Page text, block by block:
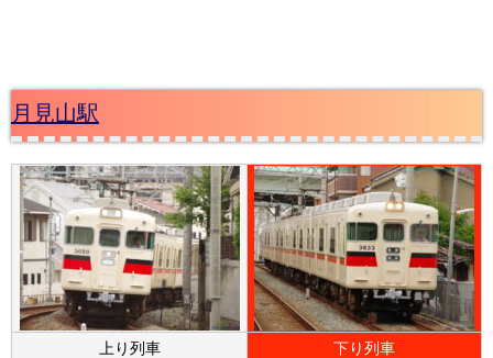
月見山駅
上り列車 下り列車